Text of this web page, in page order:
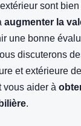
sont
augmenter la
une bonne
discuterons
et extérieure
vous aider à
.